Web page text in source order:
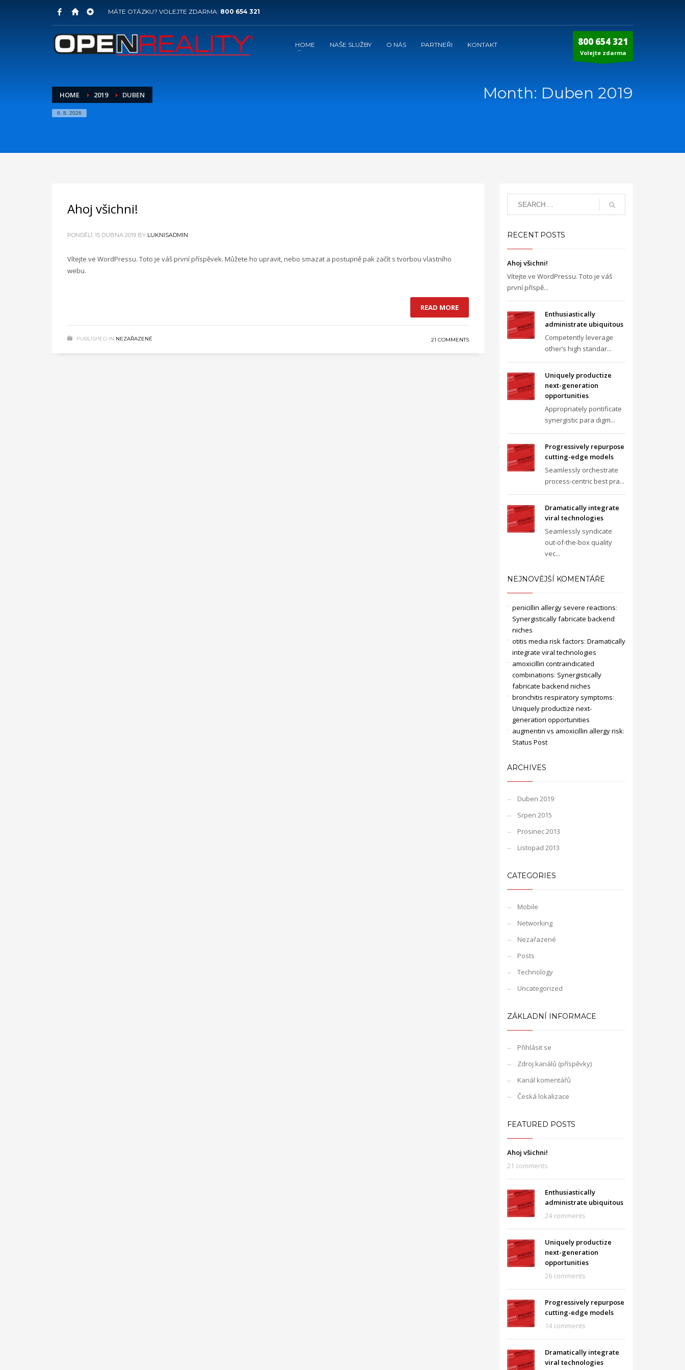
MÁTE OTÁZKU? VOLEJTE ZDARMA: 800 654 321
HOME NAŠE SLUŽBY O NÁS PARTNEŘI KONTAKT 800 654 321
Volejte zdarma
HOME 2019 DUBEN
6. 8. 2026
Month: Duben 2019
Ahoj všichni!
PONDĚLÍ, 15 DUBNA 2019 BY LUKNISADMIN
Vítejte ve WordPressu. Toto je váš první příspěvek. Můžete ho upravit, nebo smazat a postupně pak začít s tvorbou vlastního
webu.
READ MORE
PUBLISHED IN NEZAŘAZENÉ 21 COMMENTS
RECENT POSTS
Ahoj všichni!
Vítejte ve WordPressu. Toto je váš
první příspě...
Enthusiastically
administrate ubiquitous
Competently leverage
other’s high standar...
Uniquely productize
next-generation
opportunities
Appropriately pontificate
synergistic para digm...
Progressively repurpose
cutting-edge models
Seamlessly orchestrate
process-centric best pra...
Dramatically integrate
viral technologies
Seamlessly syndicate
out-of-the-box quality
vec...
NEJNOVĚJŠÍ KOMENTÁŘE
penicillin allergy severe reactions:
Synergistically fabricate backend
niches
otitis media risk factors: Dramatically
integrate viral technologies
amoxicillin contraindicated
combinations: Synergistically
fabricate backend niches
bronchitis respiratory symptoms:
Uniquely productize next-
generation opportunities
augmentin vs amoxicillin allergy risk:
Status Post
ARCHIVES
Duben 2019
Srpen 2015
Prosinec 2013
Listopad 2013
CATEGORIES
Mobile
Networking
Nezařazené
Posts
Technology
Uncategorized
ZÁKLADNÍ INFORMACE
Přihlásit se
Zdroj kanálů (příspěvky)
Kanál komentářů
Česká lokalizace
FEATURED POSTS
Ahoj všichni!
21 comments
Enthusiastically
administrate ubiquitous
24 comments
Uniquely productize
next-generation
opportunities
26 comments
Progressively repurpose
cutting-edge models
14 comments
Dramatically integrate
viral technologies